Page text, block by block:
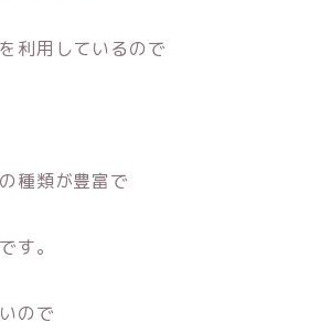
利用しているので
種類が豊富で
す。
ので